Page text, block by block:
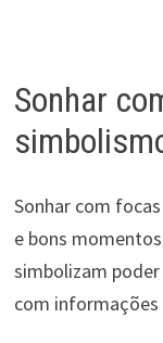
Sonhar
Sonhar com
e bons
simbolizam
com informações